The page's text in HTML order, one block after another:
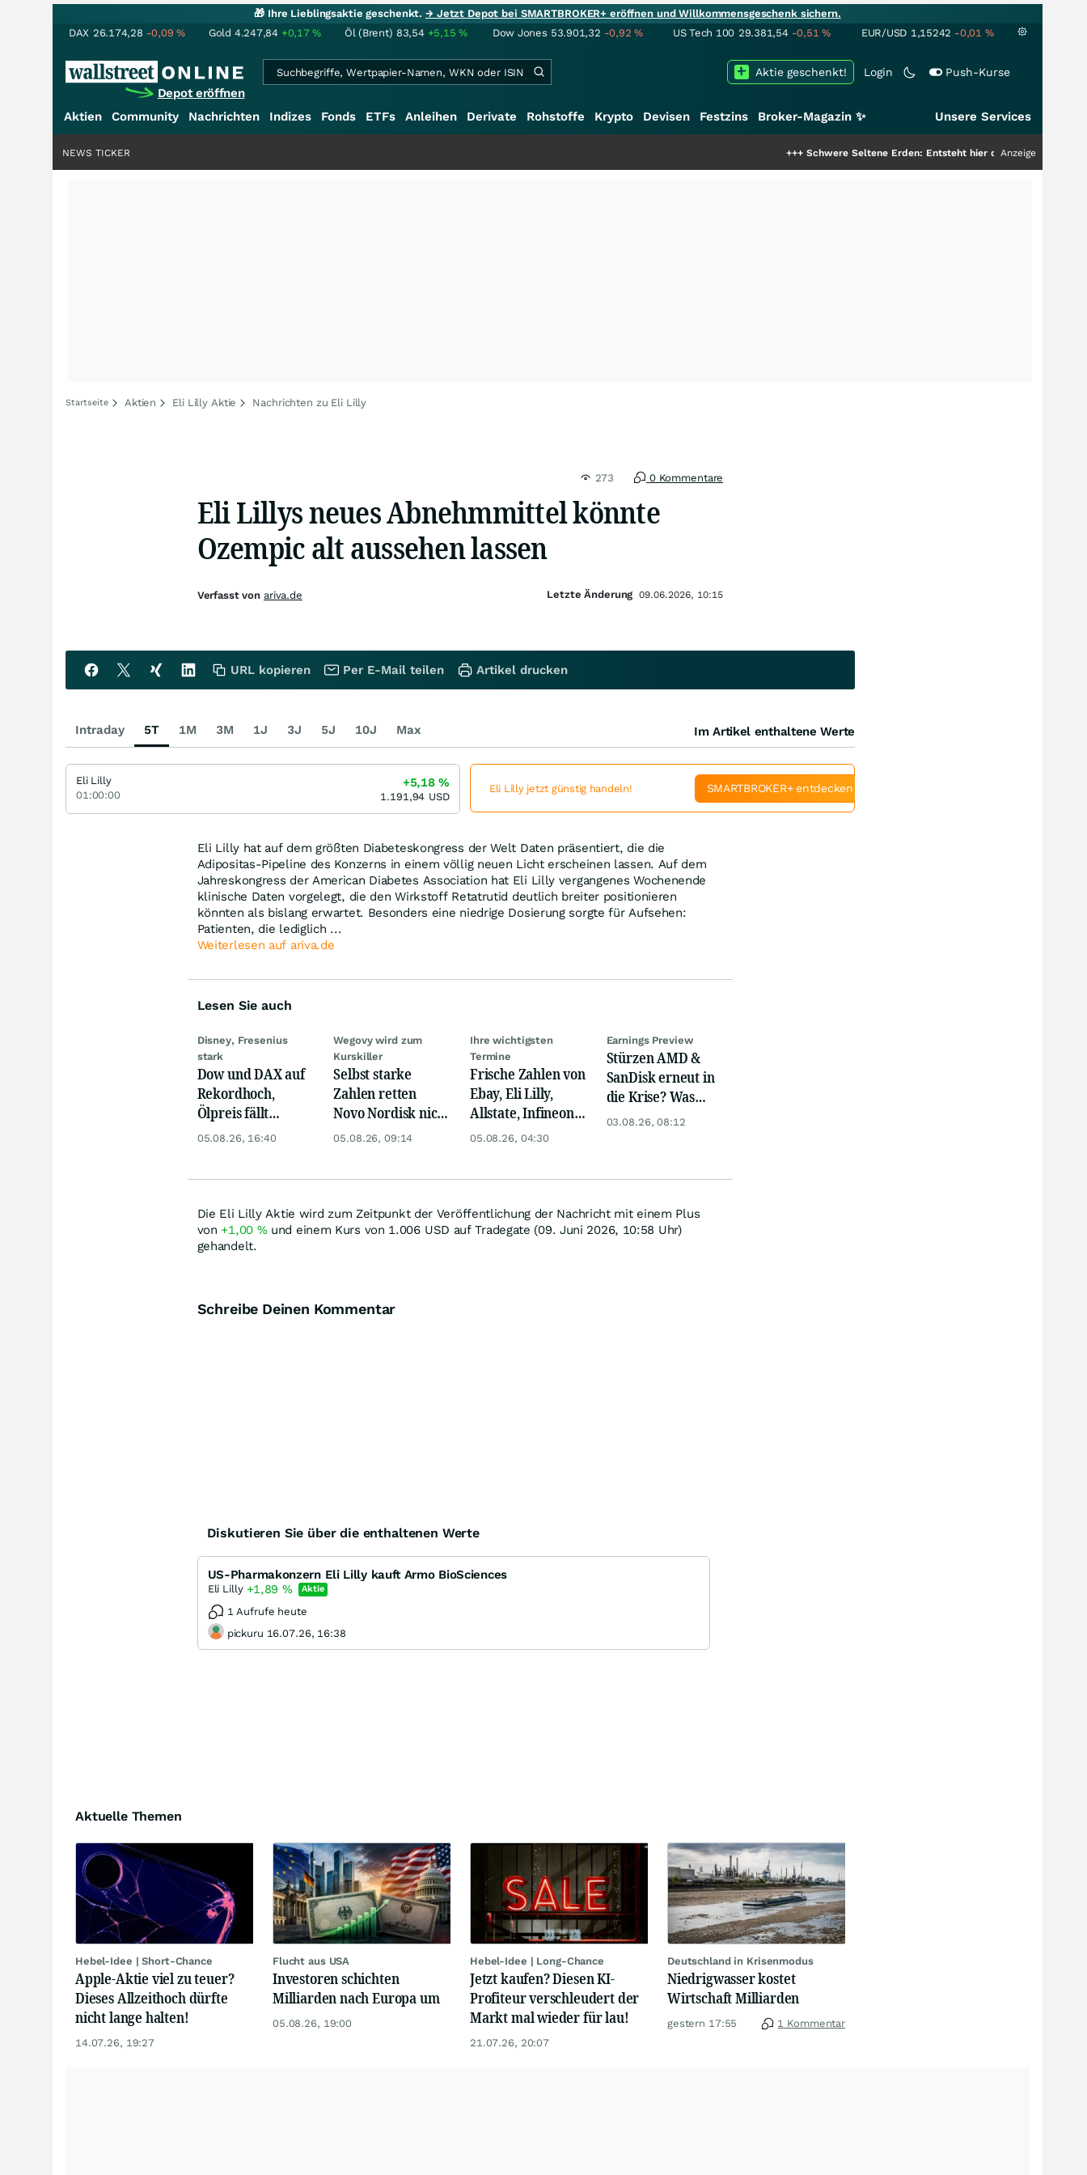
🎁 Ihre Lieblingsaktie geschenkt.→ Jetzt Depot bei SMARTBROKER+ eröffnen und Willkommensgeschenk sichern.
DAX 26.174,28 -0,09% Gold 4.247,84 +0,17% Öl (Brent) 83,54 +5,15% Dow Jones 53.901,32 -0,92% US Tech 100 29.381,54 -0,51% EUR/USD 1,15242 -0,01 %
Depot eröffnen
Login Push-Kurse
Aktie geschenkt!
Aktien Community Nachrichten Indizes Fonds ETFs Anleihen Derivate Rohstoffe Krypto Devisen Festzins Broker-Magazin ✨ Unsere Services
Schwere Seltene Erden: Entsteht hier die nächste Milliardenstory?
Anzeige
NEWS TICKER
Startseite Aktien Eli Lilly Aktie Nachrichten zu Eli Lilly
273 0 Kommentare
Eli Lillys neues Abnehmmittel könnte
Ozempic alt aussehen lassen
Eli Lilly hat auf dem größten Diabeteskongress der Welt Daten präsentiert, die die
Adipositas-Pipeline des Konzerns in einem völlig neuen Licht erscheinen lassen. Auf dem
Jahreskongress der American Diabetes Association hat Eli Lilly vergangenes Wochenende
klinische Daten vorgelegt, die den Wirkstoff Retatrutid deutlich breiter positionieren
könnten als bislang erwartet. Besonders eine niedrige Dosierung sorgte für Aufsehen:
Patienten, die lediglich ...
Weiterlesen auf ariva.de
Lesen Sie auch
Disney, Fresenius
stark
Dow und DAX auf
Rekordhoch,
Ölpreis fällt
weiter, Gold legt
05.08.26, 16:40
Wegovy wird zum
Kurskiller
Selbst starke
Zahlen retten
Novo Nordisk nicht
mehr
05.08.26, 09:14
Ihre wichtigsten
Termine
Frische Zahlen von
Ebay, Eli Lilly,
Allstate, Infineon,
Novo Nordisk,
05.08.26, 04:30
Earnings Preview
Stürzen AMD &
SanDisk erneut in
die Krise? Was
wird aus Palantir
03.08.26, 08:12
Die Eli Lilly Aktie wird zum Zeitpunkt der Veröffentlichung der Nachricht mit einem Plus
von +1,00 %und einem Kurs von 1.006 USD auf Tradegate (09. Juni 2026, 10:58 Uhr)
gehandelt.
Schreibe Deinen Kommentar
Diskutieren Sie über die enthaltenen Werte
US-Pharmakonzern Eli Lilly kauft Armo BioSciences
Eli Lilly +1,89 % Aktie
1 Aufrufe heute
pickuru 16.07.26, 16:38
Aktuelle Themen
Hebel-Idee | Short-Chance
Apple-Aktie viel zu teuer?
Dieses Allzeithoch dürfte
nicht lange halten!
14.07.26, 19:27
Flucht aus USA
Investoren schichten
Milliarden nach Europa um
05.08.26, 19:00
Hebel-Idee | Long-Chance
Jetzt kaufen? Diesen KI-
Profiteur verschleudert der
Markt mal wieder für lau!
21.07.26, 20:07
Deutschland in Krisenmodus
Niedrigwasser kostet
Wirtschaft Milliarden
gestern 17:55 1 Kommentar
Verfasst von ariva.de Letzte Änderung 09.06.2026, 10:15
URL kopieren Per E-Mail teilen Artikel drucken
Intraday 5T 1M 3M 1J 3J 5J 10J Max Im Artikel enthaltene Werte
Eli Lilly
01:00:00
+5,18%
1.191,94 USD
Eli Lilly jetzt günstig handeln! SMARTBROKER+ entdecken